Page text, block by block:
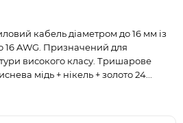
кабель діаметром до 16 мм із
16 AWG. Призначений для
високого класу. Тришарове
мідь + нікель + золото 24...